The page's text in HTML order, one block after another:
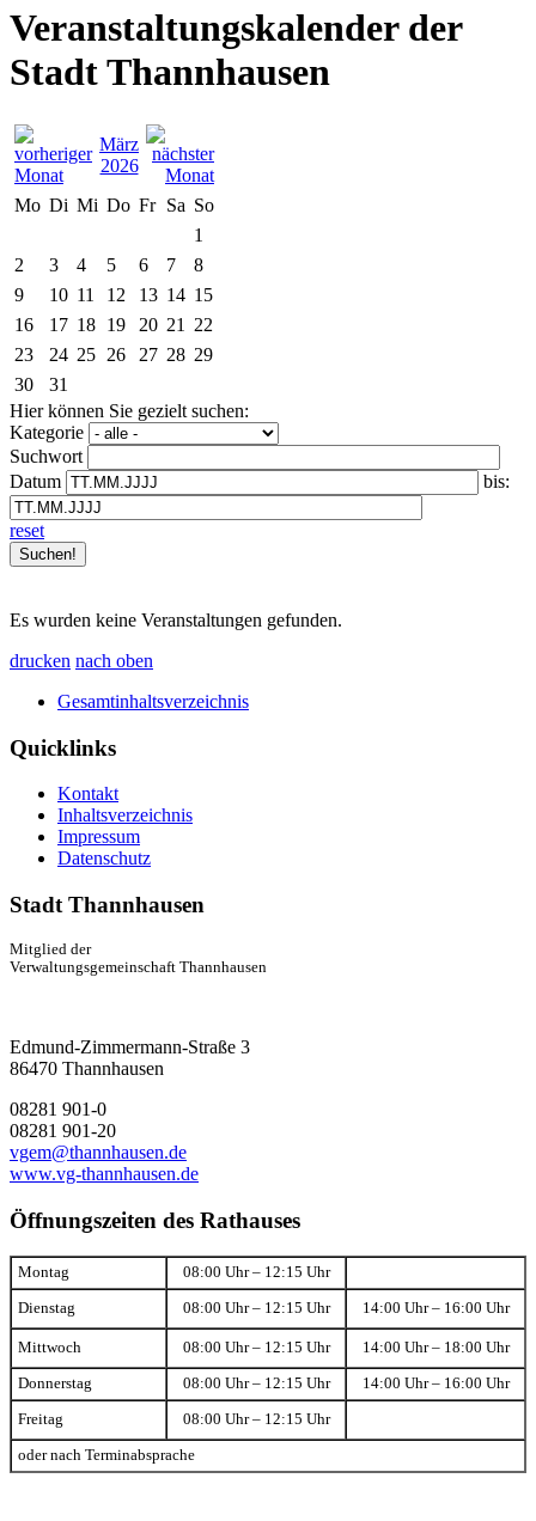
Veranstaltungskalender der
Stadt Thannhausen
März
2026
Mo Di Mi Do Fr Sa So
1
2
3 4 5 6 7
8
9
10 11 12 13 14 15
16
17 18 19 20 21
22
23
24 25 26 27 28 29
30
31
Hier können Sie gezielt suchen:
Kategorie
Suchwort
Datum
bis:
reset
Es wurden keine Veranstaltungen gefunden.
drucken nach oben
Gesamtinhaltsverzeichnis
Quicklinks
Kontakt
Inhaltsverzeichnis
Impressum
Datenschutz
Stadt Thannhausen
Mitglied der
Verwaltungsgemeinschaft Thannhausen
Edmund-Zimmermann-Straße 3
86470 Thannhausen
08281 901-0
08281 901-20
vgem@thannhausen.de
www.vg-thannhausen.de
Öffnungszeiten des Rathauses
Montag 08:00 Uhr – 12:15 Uhr
Dienstag 08:00 Uhr – 12:15 Uhr 14:00 Uhr – 16:00 Uhr
Mittwoch 08:00 Uhr – 12:15 Uhr 14:00 Uhr – 18:00 Uhr
Donnerstag 08:00 Uhr – 12:15 Uhr 14:00 Uhr – 16:00 Uhr
Freitag 08:00 Uhr – 12:15 Uhr
oder nach Terminabsprache